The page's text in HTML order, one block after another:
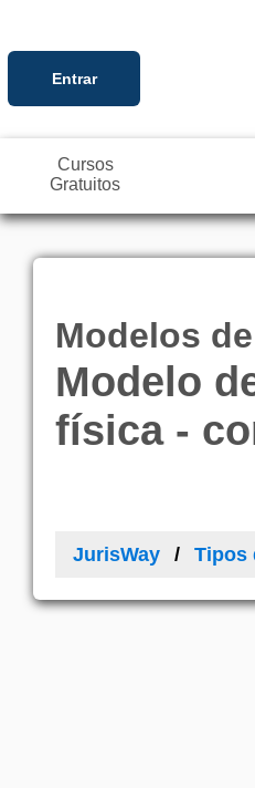
Entrar
Cursos
Gratuitos
Modelos
Modelo
física -
JurisWay Tipos